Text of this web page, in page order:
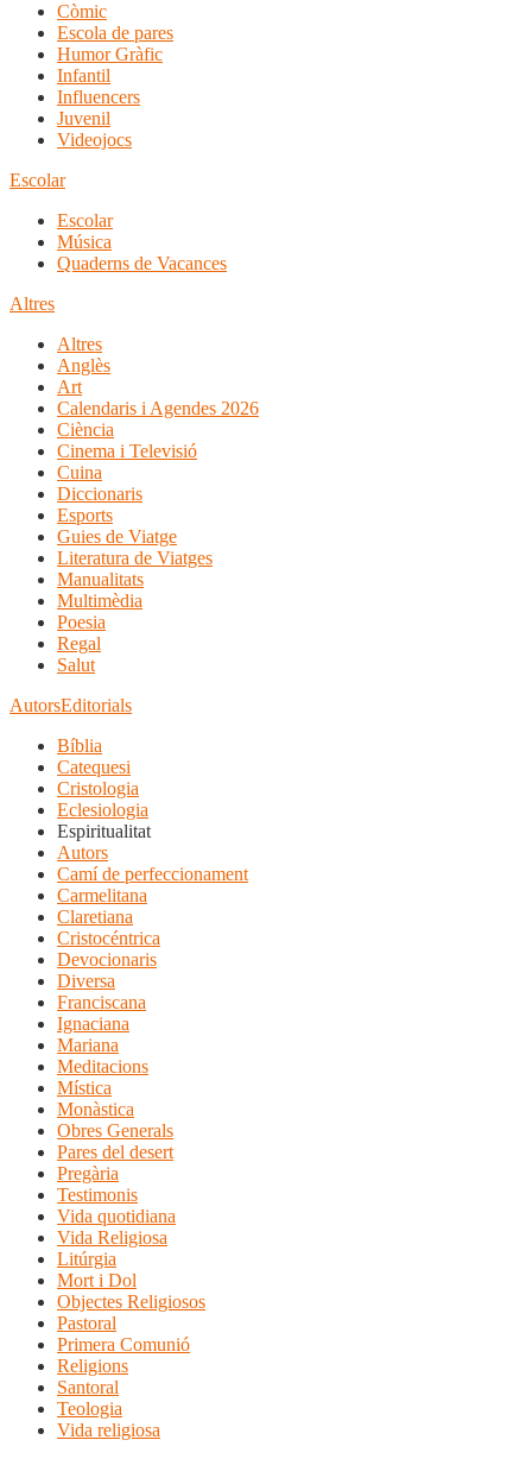
Còmic
Escola de pares
Humor Gràfic
Infantil
Influencers
Juvenil
Videojocs
Escolar
Escolar
Música
Quaderns de Vacances
Altres
Altres
Anglès
Art
Calendaris i Agendes 2026
Ciència
Cinema i Televisió
Cuina
Diccionaris
Esports
Guies de Viatge
Literatura de Viatges
Manualitats
Multimèdia
Poesia
Regal
Salut
AutorsEditorials
Bíblia
Catequesi
Cristologia
Eclesiologia
Espiritualitat
Autors
Camí de perfeccionament
Carmelitana
Claretiana
Cristocéntrica
Devocionaris
Diversa
Franciscana
Ignaciana
Mariana
Meditacions
Mística
Monàstica
Obres Generals
Pares del desert
Pregària
Testimonis
Vida quotidiana
Vida Religiosa
Litúrgia
Mort i Dol
Objectes Religiosos
Pastoral
Primera Comunió
Religions
Santoral
Teologia
Vida religiosa